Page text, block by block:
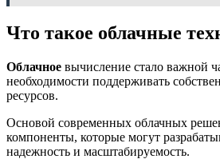
Что такое облачные
Облачное вычисление стало важной
необходимости поддерживать
ресурсов.
Основой современных облачных
компоненты, которые могут
надежность и масштабируемость.